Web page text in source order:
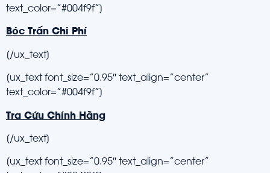
text_color=”#004f9f”]
Bóc Trần Chi Phí
[/ux_text]
[ux_text font_size=”0.95″ text_align=”center”
text_color=”#004f9f”]
Tra Cứu Chính Hãng
[/ux_text]
[ux_text font_size=”0.95″ text_align=”center”